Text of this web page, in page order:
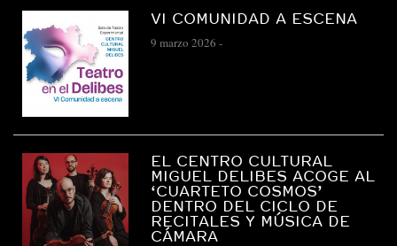
VI COMUNIDAD A ESCENA
9 marzo 2026 -
EL CENTRO CULTURAL
MIGUEL DELIBES ACOGE AL
‘CUARTETO COSMOS’
DENTRO DEL CICLO DE
RECITALES Y MÚSICA DE
CÁMARA